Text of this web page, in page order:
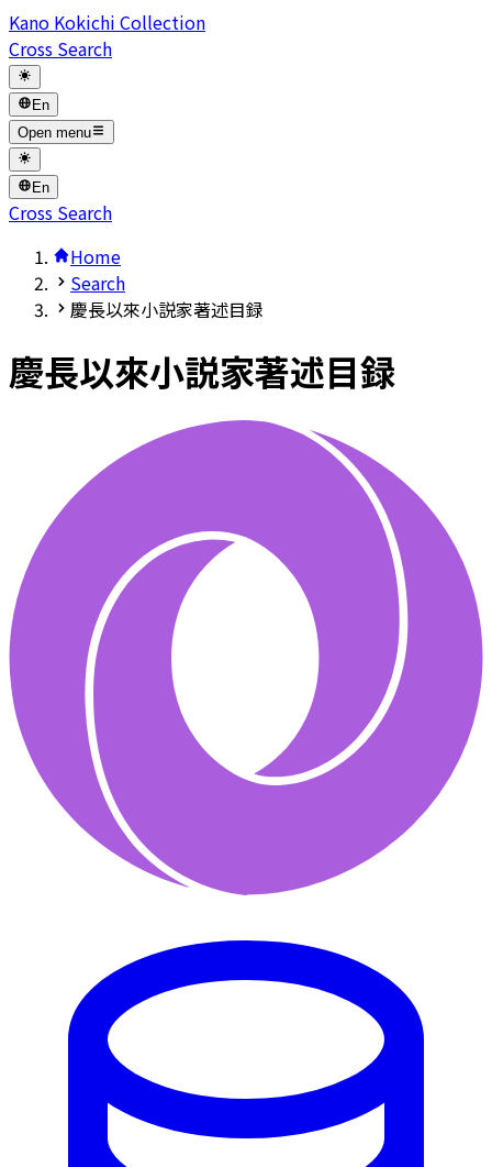
Kano Kokichi Collection
Cross Search
En
Open menu
En
Cross Search
Home
Search
慶長以來小説家著述目録
慶長以來小説家著述目録